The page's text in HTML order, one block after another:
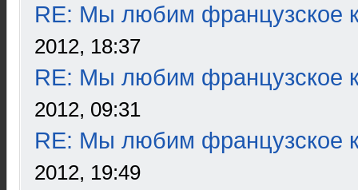
RE: Мы любим французское
2012, 18:37
RE: Мы любим французское
2012, 09:31
RE: Мы любим французское
2012, 19:49